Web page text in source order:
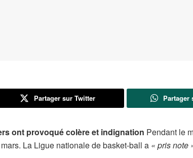
Partager sur Twitter Partager
ont provoqué colère et indignation Pendant le
La Ligue nationale de basket-ball a « pris note